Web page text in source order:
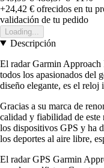
+24,42 € ofrecidos en tu
validación de tu pedido
Loading...
Descripción
El radar Garmin Approach
todos los apasionados del
diseño elegante, es el reloj
Gracias a su marca de
calidad y fiabilidad de este
los dispositivos GPS y ha
los deportes al aire libre,
El radar GPS Garmin